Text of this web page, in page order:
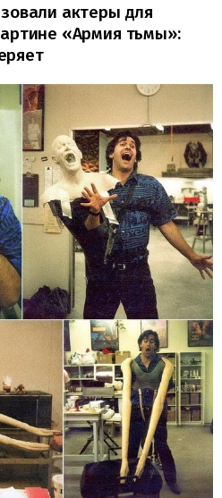
актеры для
«Армия тьмы»: